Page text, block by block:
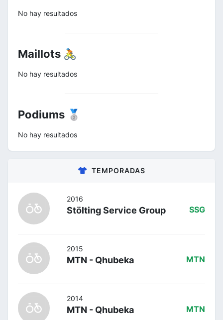
No hay resultados
Maillots 🚴
No hay resultados
Podiums 🥈
No hay resultados
TEMPORADAS
2016
Stölting Service Group SSG
2015
MTN - Qhubeka MTN
2014
MTN - Qhubeka MTN